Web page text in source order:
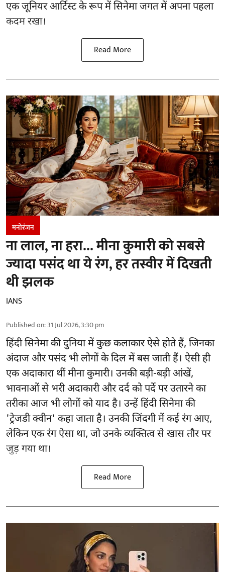
एक जूनियर आर्टिस्ट के रूप में सिनेमा जगत में अपना पहला
कदम रखा।
Read More
मनोरंजन
ना लाल, ना हरा... मीना कुमारी को सबसे
ज्यादा पसंद था ये रंग, हर तस्वीर में दिखती
थी झलक
IANS
Published on:31 Jul 2026, 3:30 pm
हिंदी सिनेमा की दुनिया में कुछ कलाकार ऐसे होते हैं, जिनका
अंदाज और पसंद भी लोगों के दिल में बस जाती हैं। ऐसी ही
एक अदाकारा थीं मीना कुमारी। उनकी बड़ी-बड़ी आंखें,
भावनाओं से भरी अदाकारी और दर्द को पर्दे पर उतारने का
तरीका आज भी लोगों को याद है। उन्हें हिंदी सिनेमा की
'ट्रेजडी क्वीन' कहा जाता है। उनकी जिंदगी में कई रंग आए,
लेकिन एक रंग ऐसा था, जो उनके व्यक्तित्व से खास तौर पर
जुड़ गया था।
Read More